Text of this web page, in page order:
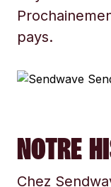
pays.
NOTRE
Chez